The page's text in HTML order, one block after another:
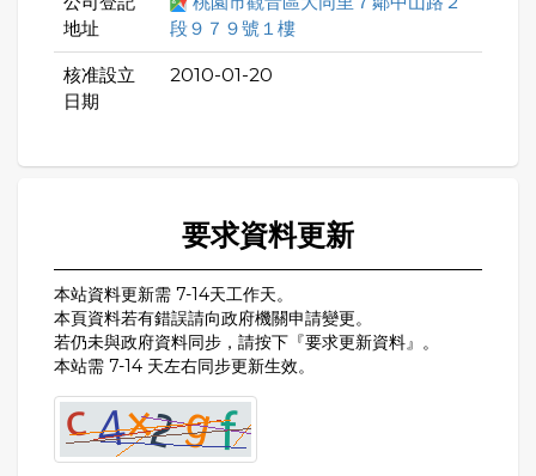
地址
段９７９號１樓
核准設立
日期
2010-01-20
要求資料更新
本站資料更新需 7-14天工作天。
本頁資料若有錯誤請向政府機關申請變更。
若仍未與政府資料同步，請按下『要求更新資料』。
本站需 7-14 天左右同步更新生效。